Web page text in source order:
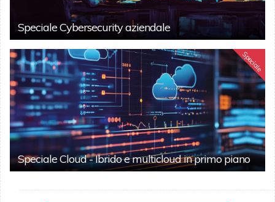
Speciale Cybersecurity aziendale
Speciale
Speciale Cloud - Ibrido e multicloud in primo piano